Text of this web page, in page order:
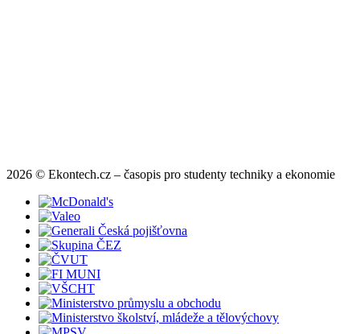
2026 © Ekontech.cz – časopis pro studenty techniky a ekonomie